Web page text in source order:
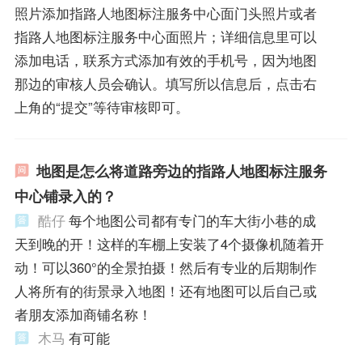
照片添加指路人地图标注服务中心面门头照片或者
指路人地图标注服务中心面照片；详细信息里可以
添加电话，联系方式添加有效的手机号，因为地图
那边的审核人员会确认。填写所以信息后，点击右
上角的“提交”等待审核即可。
地图是怎么将道路旁边的指路人地图标注服务
中心铺录入的？
酷仔每个地图公司都有专门的车大街小巷的成
天到晚的开！这样的车棚上安装了4个摄像机随着开
动！可以360°的全景拍摄！然后有专业的后期制作
人将所有的街景录入地图！还有地图可以后自己或
者朋友添加商铺名称！
木马 有可能